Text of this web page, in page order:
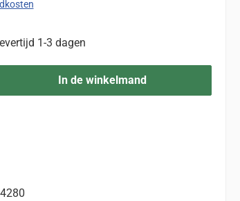
1-3 dagen
hoeveelheid in of gebruik de knoppen om de
In de winkelmand
4280